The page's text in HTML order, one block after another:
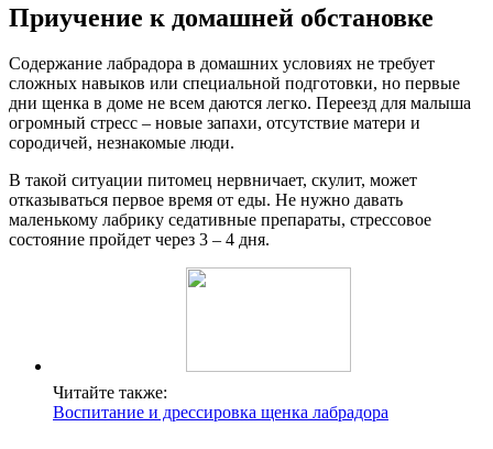
Приучение к домашней обстановке
Содержание лабрадора в домашних условиях не требует
сложных навыков или специальной подготовки, но первые
дни щенка в доме не всем даются легко. Переезд для малыша
огромный стресс – новые запахи, отсутствие матери и
сородичей, незнакомые люди.
В такой ситуации питомец нервничает, скулит, может
отказываться первое время от еды. Не нужно давать
маленькому лабрику седативные препараты, стрессовое
состояние пройдет через 3 – 4 дня.
Читайте также:
Воспитание и дрессировка щенка лабрадора